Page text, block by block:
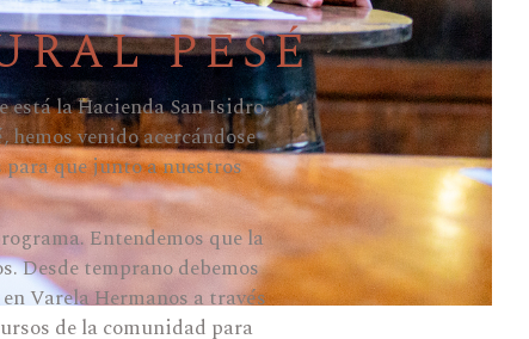
PESÉ
está la Hacienda San Isidro,
venido acercándose
para que junto a nuestros
Entendemos que la
Desde temprano debemos
Varela Hermanos a través
de la comunidad para